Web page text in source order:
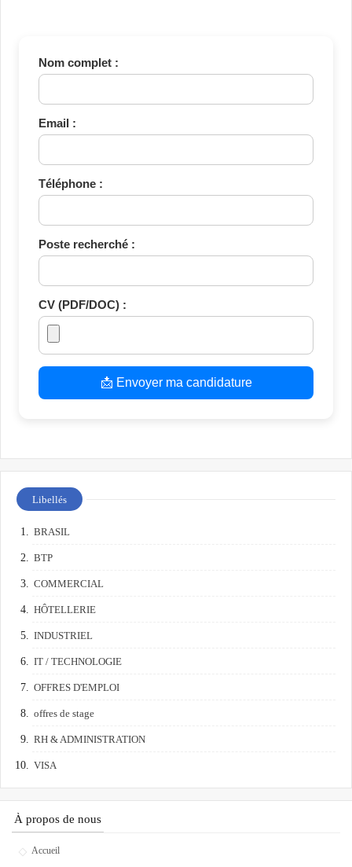
Nom complet :
Email :
Téléphone :
Poste recherché :
CV (PDF/DOC) :
📩 Envoyer ma candidature
Libellés
BRASIL
BTP
COMMERCIAL
HÔTELLERIE
INDUSTRIEL
IT / TECHNOLOGIE
OFFRES D'EMPLOI
offres de stage
RH & ADMINISTRATION
VISA
À propos de nous
Accueil